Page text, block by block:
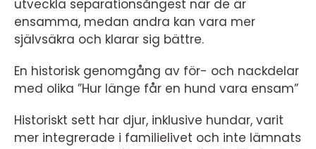
utveckla separationsångest när de är
ensamma, medan andra kan vara mer
självsäkra och klarar sig bättre.
En historisk genomgång av för- och nackdelar
med olika ”Hur länge får en hund vara ensam”
Historiskt sett har djur, inklusive hundar, varit
mer integrerade i familielivet och inte lämnats